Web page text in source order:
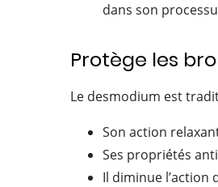
dans son
Protège les
Le desmodium est
Son action
Ses propriétés
Il diminue l’action